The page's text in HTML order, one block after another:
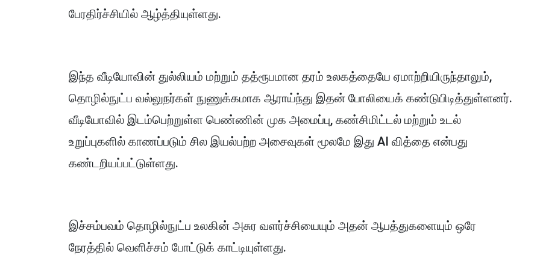
பேரதிர்ச்சியில் ஆழ்த்தியுள்ளது.
இந்த வீடியோவின் துல்லியம் மற்றும் தத்ரூபமான தரம் உலகத்தையே ஏமாற்றியிருந்தாலும்,
தொழில்நுட்ப வல்லுநர்கள் நுணுக்கமாக ஆராய்ந்து இதன் போலியைக் கண்டுபிடித்துள்ளனர்.
வீடியோவில் இடம்பெற்றுள்ள பெண்ணின் முக அமைப்பு, கண்சிமிட்டல் மற்றும் உடல்
உறுப்புகளில் காணப்படும் சில இயல்பற்ற அசைவுகள் மூலமே இது AI வித்தை என்பது
கண்டறியப்பட்டுள்ளது.
இச்சம்பவம் தொழில்நுட்ப உலகின் அசுர வளர்ச்சியையும் அதன் ஆபத்துகளையும் ஒரே
நேரத்தில் வெளிச்சம் போட்டுக் காட்டியுள்ளது.